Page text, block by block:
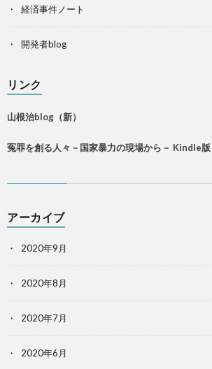
経済事件ノート
開発者blog
リンク
山根治blog（新）
冤罪を創る人々－国家暴力の現場から－ Kindle版
アーカイブ
2020年9月
2020年8月
2020年7月
2020年6月